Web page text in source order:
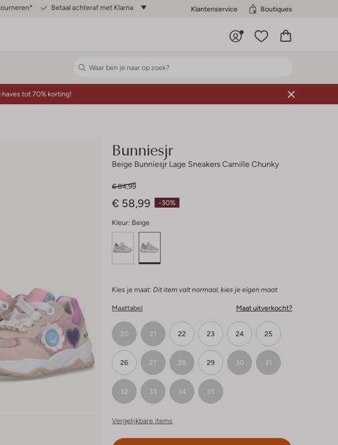
Betaal achteraf met Klarna Klantenservice Boutiques
tot 70% korting!
Bunniesjr
Beige Bunniesjr Lage Sneakers Camille Chunky
-30%
€ 84,99
€ 58,99
Kleur: Beige
Kies je maat: Dit item valt normaal, kies je eigen maat
Maattabel Maat uitverkocht?
20 21 22 23 24 25
26 27 28 29 30 31
32 33 34 35
Vergelijkbare items